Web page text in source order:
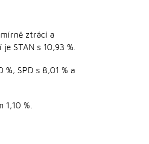
ztrácí a
STAN s 10,93 %.
SPD s 8,01 % a
%.